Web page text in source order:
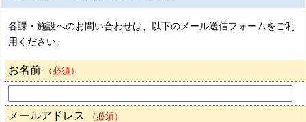
各課・施設へのお問い合わせは、以下のメール送信フォームをご利
用ください。
お名前 （必須）
メールアドレス （必須）